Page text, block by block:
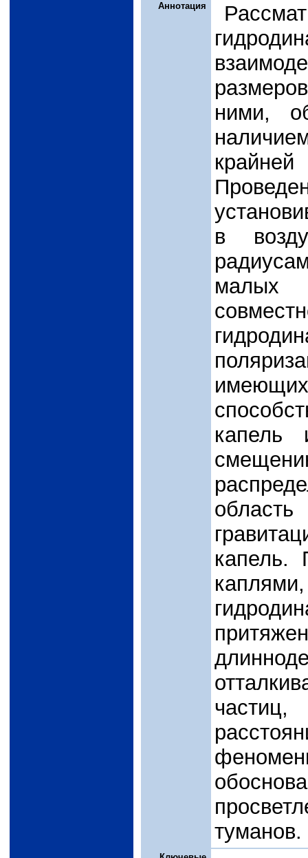
Аннотация
ними,
в
малых
капель
капель.
частиц,
туманов.